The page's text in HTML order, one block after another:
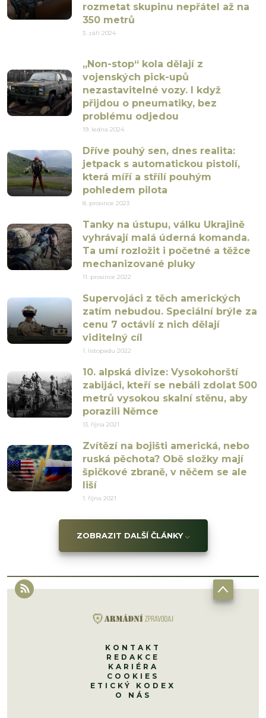
rozmetat skupinu nepřátel až na
350 metrů
3. září 2024
„Non-stop“ kola dělají z
vojenských pick-upů
nezastavitelné vozy. I když
přijdou o pneumatiky, bez
problému odjedou
19. ledna 2024
Dříve pouhý sen, dnes realita:
jetpack s automatickou pistolí,
která míří a střílí pouhým
pohledem pilota
8. prosince 2023
Tanky na ústupu, válku Ukrajině
vyhrávají malá úderná komanda.
Ta umí rozložit i početné a těžce
mechanizované pluky
11. prosince 2022
Supervojáci z těch amerických
zatím nebudou. Speciální brýle za
cenu 7 octávií z nich dělají
viditelný cíl
1. listopadu 2022
10. alpská divize: Vysokohorští
zabijáci, kteří se nebáli zdolat 500
metrů vysokou skalní stěnu, aby
porazili Němce
13. října 2021
Zvítězí na bojišti americká, nebo
ruská pěchota? Obě složky mají
špičkové zbraně, v něčem se ale
liší
1. října 2021
ZOBRAZIT DALŠÍ ČLÁNKY
KONTAKT
REDAKCE
KARIÉRA
COOKIES
ETICKÝ KODEX
O NÁS